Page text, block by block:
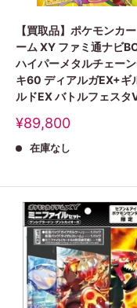
【買取品】ポケモンカ
ーム XY ファミ通ナビ
ハイパーメタルチェー
キ60 ディアルガEX+ギ
ルドEX バトルフェスタ
販
価
¥89,800
在庫なし